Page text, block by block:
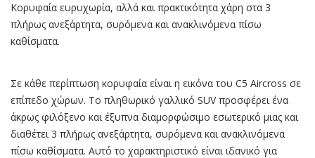
Κορυφαία ευρυχωρία, αλλά και πρακτικότητα χάρη στα 3
πλήρως ανεξάρτητα, συρόμενα και ανακλινόμενα πίσω
καθίσματα.
Σε κάθε περίπτωση κορυφαία είναι η εικόνα του C5 Aircross σε
επίπεδο χώρων. Το πληθωρικό γαλλικό SUV προσφέρει ένα
άκρως φιλόξενο και έξυπνα διαμορφώσιμο εσωτερικό μιας και
διαθέτει 3 πλήρως ανεξάρτητα, συρόμενα και ανακλινόμενα
πίσω καθίσματα. Αυτό το χαρακτηριστικό είναι ιδανικό για